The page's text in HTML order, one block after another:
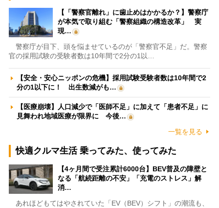
【「警察官離れ」に歯止めはかかるか？】警察庁
が本気で取り組む「警察組織の構造改革」 実
現…
警察庁が目下、頭を悩ませているのが「警察官不足」だ。警察
官の採用試験の受験者数は10年間で2分の1以…
【安全・安心ニッポンの危機】採用試験受験者数は10年間で2
分の1以下に！ 出生数減がも…
【医療崩壊】人口減少で「医師不足」に加えて「患者不足」に
見舞われ地域医療が限界に 今後…
一覧を見る
快適クルマ生活 乗ってみた、使ってみた
【4ヶ月間で受注累計6000台】BEV普及の障壁と
なる「航続距離の不安」「充電のストレス」解
消…
あれほどもてはやされていた「EV（BEV）シフト」の潮流も、